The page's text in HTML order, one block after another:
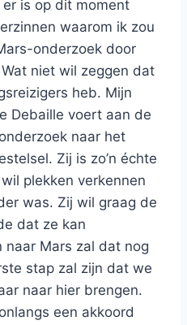
is op dit moment
waarom ik zou
onderzoek door
niet wil zeggen dat
heb. Mijn
Debaille voert aan de
naar het
Zij is zo’n échte
plekken verkennen
was. Zij wil graag de
dat ze kan
naar Mars zal dat nog
stap zal zijn dat we
naar hier brengen.
een akkoord